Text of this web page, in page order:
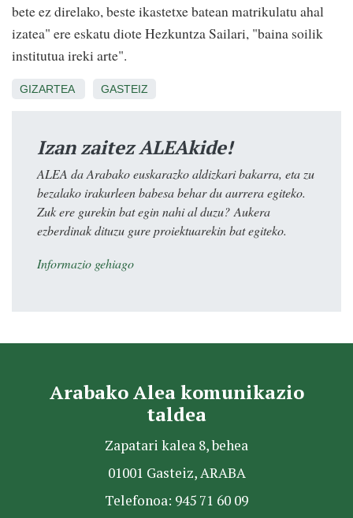
bete ez direlako, beste ikastetxe batean matrikulatu ahal
izatea" ere eskatu diote Hezkuntza Sailari, "baina soilik
institutua ireki arte".
GIZARTEA GASTEIZ
Izan zaitez ALEAkide!
ALEA da Arabako euskarazko aldizkari bakarra, eta zu
bezalako irakurleen babesa behar du aurrera egiteko.
Zuk ere gurekin bat egin nahi al duzu? Aukera
ezberdinak dituzu gure proiektuarekin bat egiteko.
Informazio gehiago
Arabako Alea komunikazio
taldea
Zapatari kalea 8, behea
01001 Gasteiz, ARABA
Telefonoa: 945 71 60 09